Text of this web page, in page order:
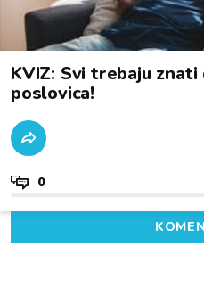
KVIZ: Svi trebaju
poslovica!
0